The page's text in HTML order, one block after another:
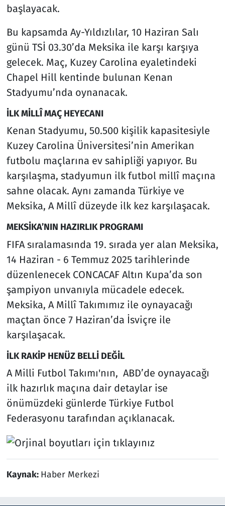
başlayacak.
Bu kapsamda Ay-Yıldızlılar, 10 Haziran Salı
günü TSİ 03.30’da Meksika ile karşı karşıya
gelecek. Maç, Kuzey Carolina eyaletindeki
Chapel Hill kentinde bulunan Kenan
Stadyumu’nda oynanacak.
İLK MİLLÎ MAÇ HEYECANI
Kenan Stadyumu, 50.500 kişilik kapasitesiyle
Kuzey Carolina Üniversitesi’nin Amerikan
futbolu maçlarına ev sahipliği yapıyor. Bu
karşılaşma, stadyumun ilk futbol millî maçına
sahne olacak. Aynı zamanda Türkiye ve
Meksika, A Millî düzeyde ilk kez karşılaşacak.
MEKSİKA’NIN HAZIRLIK PROGRAMI
FIFA sıralamasında 19. sırada yer alan Meksika,
14 Haziran - 6 Temmuz 2025 tarihlerinde
düzenlenecek CONCACAF Altın Kupa’da son
şampiyon unvanıyla mücadele edecek.
Meksika, A Millî Takımımız ile oynayacağı
maçtan önce 7 Haziran’da İsviçre ile
karşılaşacak.
İLK RAKİP HENÜZ BELLİ DEĞİL
A Milli Futbol Takımı'nın, ABD’de oynayacağı
ilk hazırlık maçına dair detaylar ise
önümüzdeki günlerde Türkiye Futbol
Federasyonu tarafından açıklanacak.
Kaynak: Haber Merkezi
Teknoloji ve Bilim
Televizyon